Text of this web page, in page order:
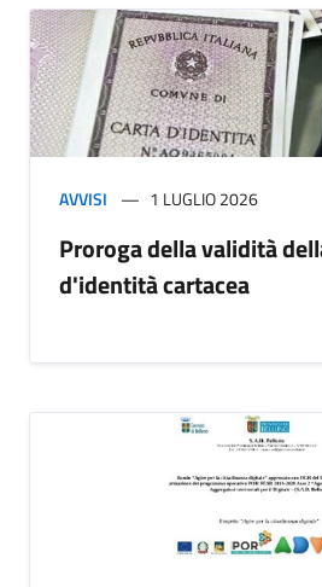
AVVISI 1 LUGLIO 2026
Proroga della validità
d'identità cartacea